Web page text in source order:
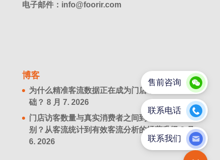
电子邮件：info@foorir.com
博客
为什么精准客流数据正在成为门店增长的新基
础？ 8 月 7. 2026
门店访客数量与真实消费者之间到底有什么区
别？从客流统计到有效客流分析的经营升级 8 月
6. 2026